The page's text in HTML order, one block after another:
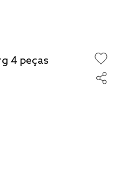
4 peças